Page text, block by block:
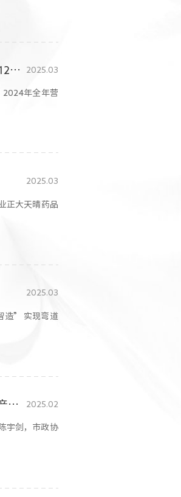
中国生物制药2024全年业绩发布：营收净利双双实现两位数增长 创新产品收入突破120亿创新高 2025.03
2024年全年营
2025.03
正大天晴药品
2025.03
造” 实现弯道
当选上海生物医药商会副会长 谢承润:以“创新”“国际化”为战略双翼 构建全球化产业协同体系 2025.02
宇剑，市政协